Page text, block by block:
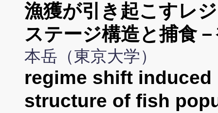
漁獲が引き起こすレ
ステージ構造と捕食
本岳（東京大学）
regime shift
structure of fish